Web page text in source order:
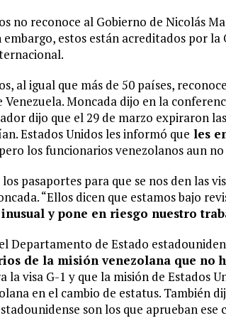
no reconoce al Gobierno de Nicolás
embargo, estos están acreditados por
al igual que más de 50 países,
Venezuela. Moncada dijo en la
dijo que el 29 de marzo expiraron
Estados Unidos les informó que les
los funcionarios venezolanos aun
pasaportes para que se nos den las
“Ellos dicen que estamos bajo
y pone en riesgo nuestro
Departamento de Estado
de la misión venezolana que no
la visa G-1 y que la misión de Estados
en el cambio de estatus. También
son los que aprueban ese